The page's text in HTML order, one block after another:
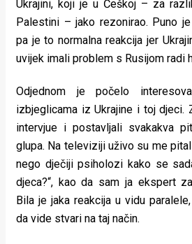
Ukrajini, koji je u Češkoj – za
Palestini – jako rezonirao. Puno je
pa je to normalna reakcija jer
uvijek imali problem s Rusijom radi
Odjednom je počelo
izbjeglicama iz Ukrajine i toj djeci.
intervjue i postavljali svakakva
glupa. Na televiziji uživo su me
nego dječiji psiholozi kako se
djeca?“, kao da sam ja ekspert
Bila je jaka reakcija u vidu
da vide stvari na taj način.